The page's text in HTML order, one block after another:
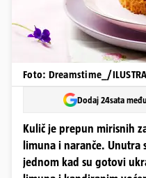
Foto: Dreamstime_/
Dodaj 24sata
Kulič je prepun mirisnih
limuna i naranče. Unutra
jednom kad su gotovi